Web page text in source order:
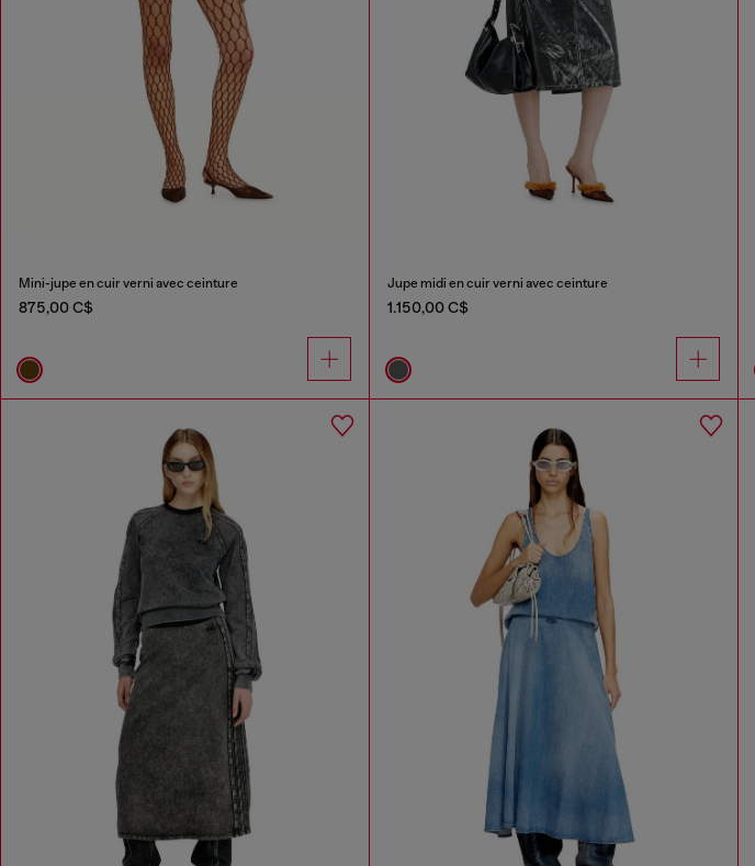
Mini-jupe en cuir verni avec ceinture
875,00 C$
Jupe midi en cuir verni avec ceinture
1.150,00 C$